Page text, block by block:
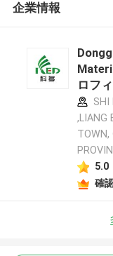
企業情報
ロフ
SHI
,LIANG
TOWN,
5.0
確